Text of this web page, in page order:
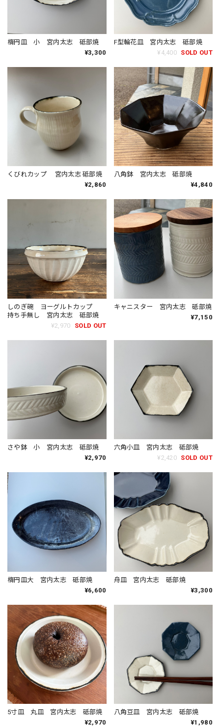
楕円皿 小 宮内太志 砥部焼
¥3,300
F型輪花皿 宮内太志 砥部焼
¥4,400 SOLD OUT
くびれカップ 宮内太志 砥部焼
¥2,860
八角鉢 宮内太志 砥部焼
¥4,840
しのぎ碗 ヨーグルトカップ
持ち手無し 宮内太志 砥部焼
¥2,970
SOLD OUT
キャニスター 宮内太志 砥部焼
¥7,150
さや鉢 小 宮内太志 砥部焼
¥2,970
六角小皿 宮内太志 砥部焼
¥2,420 SOLD OUT
楕円皿大 宮内太志 砥部焼
¥6,600
舟皿 宮内太志 砥部焼
¥3,300
5寸皿 丸皿 宮内太志 砥部焼
¥2,970
八角豆皿 宮内太志 砥部焼
¥1,980